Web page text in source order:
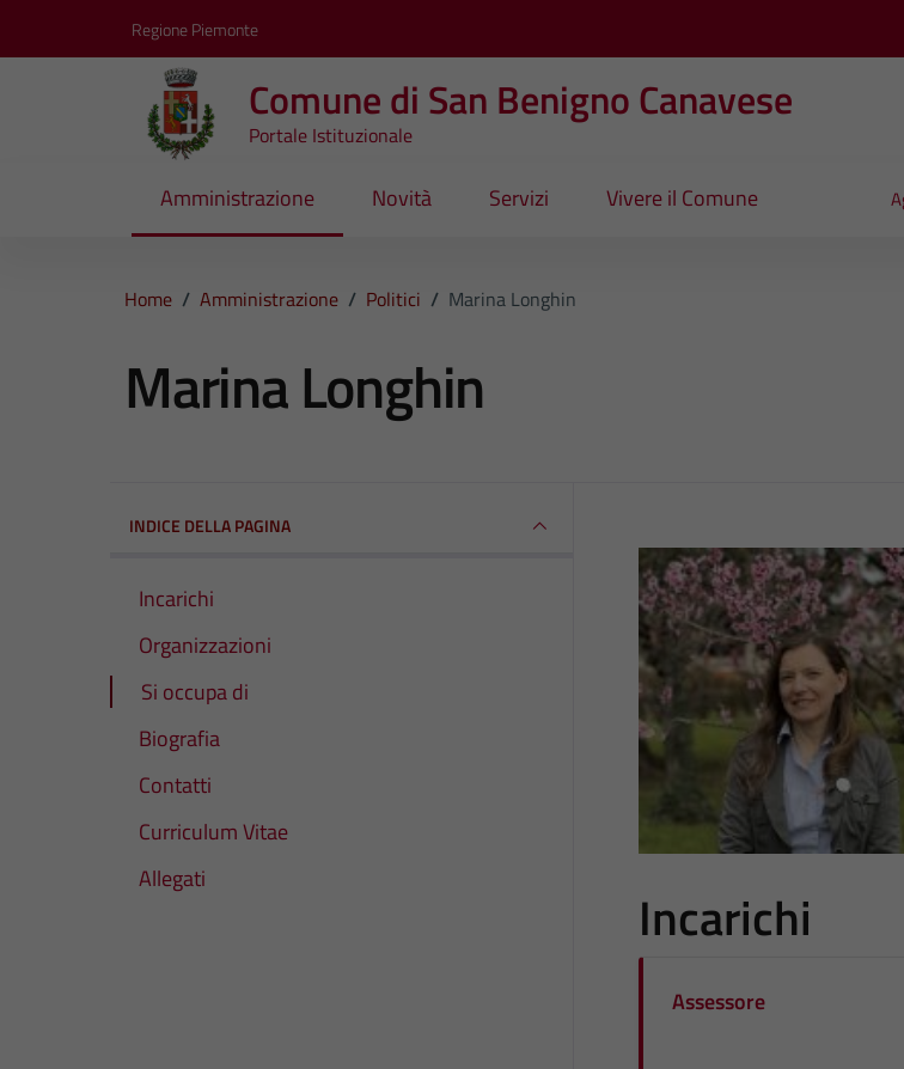
Regione Piemonte
Comune di San Benigno Canavese
Portale Istituzionale
Amministrazione Novità Servizi Vivere il Comune
Home / Amministrazione / Politici / Marina Longhin
Marina Longhin
INDICE DELLA PAGINA
Incarichi
Organizzazioni
Si occupa di
Biografia
Contatti
Curriculum Vitae
Allegati
Incarichi
Assessore